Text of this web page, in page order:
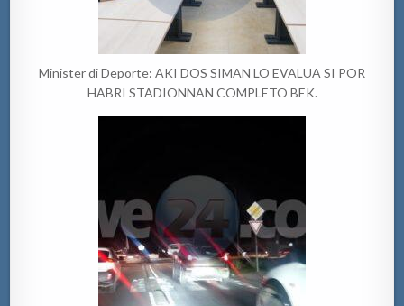
Minister di Deporte: AKI DOS SIMAN LO EVALUA SI POR
HABRI STADIONNAN COMPLETO BEK.